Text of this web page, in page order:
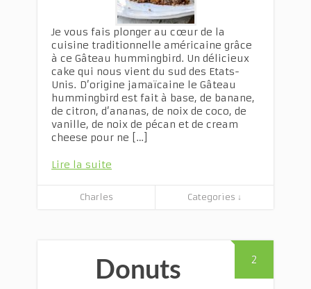
Je vous fais plonger au cœur de la
cuisine traditionnelle américaine grâce
à ce Gâteau hummingbird. Un délicieux
cake qui nous vient du sud des Etats-
Unis. D’origine jamaïcaine le Gâteau
hummingbird est fait à base, de banane,
de citron, d’ananas, de noix de coco, de
vanille, de noix de pécan et de cream
cheese pour ne […]
Lire la suite
Charles Categories ↓
2
Donuts